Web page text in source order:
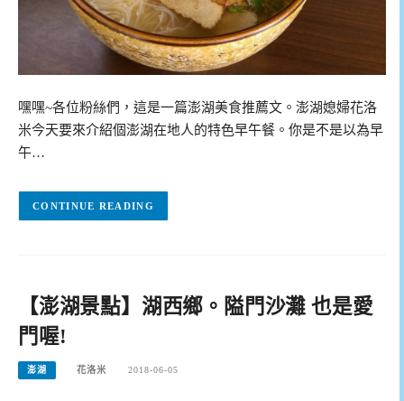
嘿嘿~各位粉絲們，這是一篇澎湖美食推薦文。澎湖媳婦花洛
米今天要來介紹個澎湖在地人的特色早午餐。你是不是以為早
午…
CONTINUE READING
【澎湖景點】湖西鄉。隘門沙灘 也是愛
門喔!
澎湖 花洛米 2018-06-05